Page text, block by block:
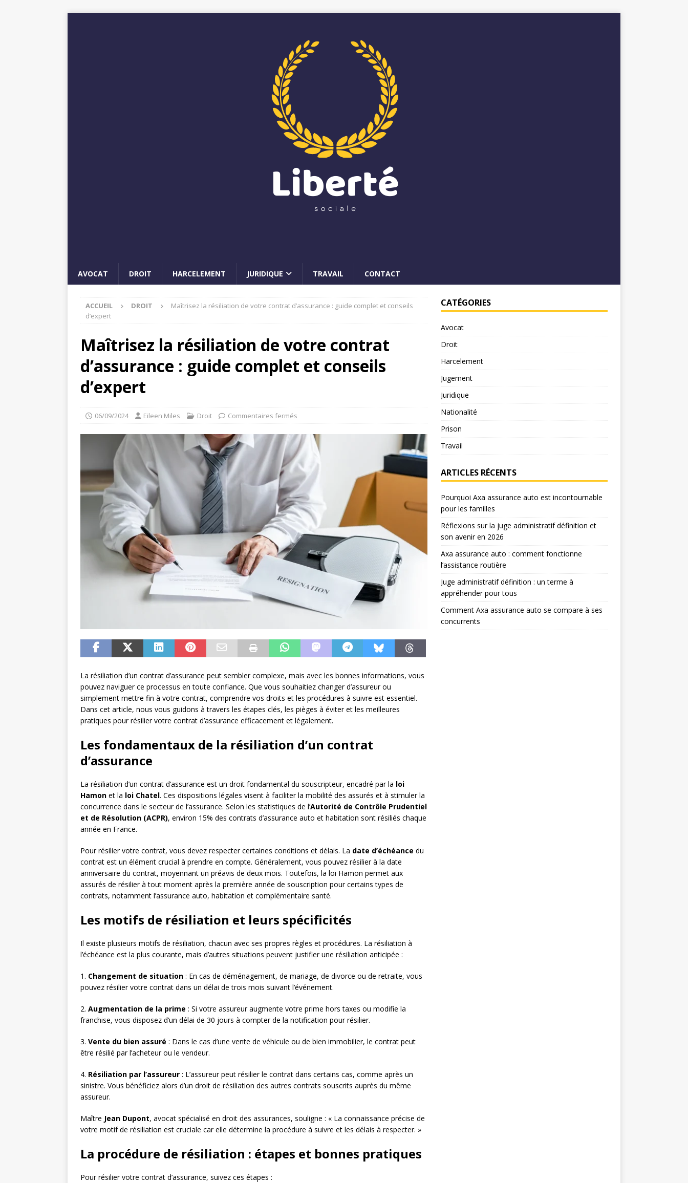
AVOCAT DROIT HARCELEMENT JURIDIQUE TRAVAIL CONTACT
ACCUEIL DROIT
Maîtrisez la résiliation de votre contrat d’assurance : guide complet et conseils
d’expert
Maîtrisez la résiliation de votre contrat
d’assurance : guide complet et conseils
d’expert
06/09/2024 Eileen Miles Droit Commentaires fermés
La résiliation d’un contrat d’assurance peut sembler complexe, mais avec les bonnes informations, vous
pouvez naviguer ce processus en toute confiance. Que vous souhaitiez changer d’assureur ou
simplement mettre fin à votre contrat, comprendre vos droits et les procédures à suivre est essentiel.
Dans cet article, nous vous guidons à travers les étapes clés, les pièges à éviter et les meilleures
pratiques pour résilier votre contrat d’assurance efficacement et légalement.
Les fondamentaux de la résiliation d’un contrat
d’assurance
La résiliation d’un contrat d’assurance est un droit fondamental du souscripteur, encadré par la loi
Hamon et la loi Chatel. Ces dispositions légales visent à faciliter la mobilité des assurés et à stimuler la
concurrence dans le secteur de l’assurance. Selon les statistiques de l’Autorité de Contrôle Prudentiel
et de Résolution (ACPR), environ 15% des contrats d’assurance auto et habitation sont résiliés chaque
année en France.
Pour résilier votre contrat, vous devez respecter certaines conditions et délais. La date d’échéance du
contrat est un élément crucial à prendre en compte. Généralement, vous pouvez résilier à la date
anniversaire du contrat, moyennant un préavis de deux mois. Toutefois, la loi Hamon permet aux
assurés de résilier à tout moment après la première année de souscription pour certains types de
contrats, notamment l’assurance auto, habitation et complémentaire santé.
Les motifs de résiliation et leurs spécificités
Il existe plusieurs motifs de résiliation, chacun avec ses propres règles et procédures. La résiliation à
l’échéance est la plus courante, mais d’autres situations peuvent justifier une résiliation anticipée :
1. Changement de situation : En cas de déménagement, de mariage, de divorce ou de retraite, vous
pouvez résilier votre contrat dans un délai de trois mois suivant l’événement.
2. Augmentation de la prime : Si votre assureur augmente votre prime hors taxes ou modifie la
franchise, vous disposez d’un délai de 30 jours à compter de la notification pour résilier.
3. Vente du bien assuré : Dans le cas d’une vente de véhicule ou de bien immobilier, le contrat peut
être résilié par l’acheteur ou le vendeur.
4. Résiliation par l’assureur : L’assureur peut résilier le contrat dans certains cas, comme après un
sinistre. Vous bénéficiez alors d’un droit de résiliation des autres contrats souscrits auprès du même
assureur.
Maître Jean Dupont, avocat spécialisé en droit des assurances, souligne : « La connaissance précise de
votre motif de résiliation est cruciale car elle détermine la procédure à suivre et les délais à respecter. »
La procédure de résiliation : étapes et bonnes pratiques
Pour résilier votre contrat d’assurance, suivez ces étapes :
CATÉGORIES
Avocat
Droit
Harcelement
Jugement
Juridique
Nationalité
Prison
Travail
ARTICLES RÉCENTS
Pourquoi Axa assurance auto est incontournable
pour les familles
Réflexions sur la juge administratif définition et
son avenir en 2026
Axa assurance auto : comment fonctionne
l’assistance routière
Juge administratif définition : un terme à
appréhender pour tous
Comment Axa assurance auto se compare à ses
concurrents